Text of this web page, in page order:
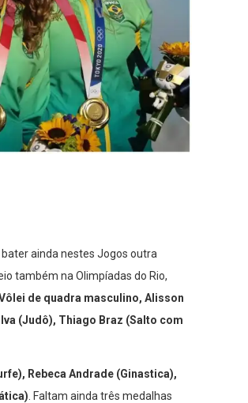
ainda nestes Jogos outra
também na Olimpíadas do Rio,
de quadra masculino, Alisson
(Judô), Thiago Braz (Salto com
Rebeca Andrade (Ginastica),
. Faltam ainda três medalhas